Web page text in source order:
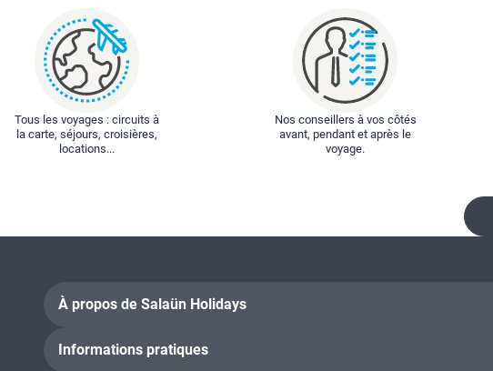
Tous les voyages : circuits à
la carte, séjours, croisières,
locations...
Nos conseillers à vos côtés
avant, pendant et après le
voyage.
À propos de Salaün Holidays
Informations pratiques